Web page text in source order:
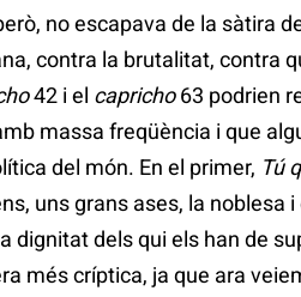
no escapava de la sàtira
contra la brutalitat, contra
42 i el capricho63 podrien
massa freqüència i que
del món. En el primer, Tú
uns grans ases, la noblesa
dignitat dels qui els han de
més críptica, ja que ara